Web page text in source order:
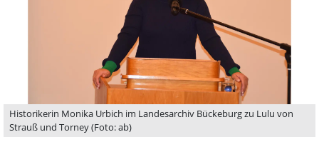
Historikerin Monika Urbich im Landesarchiv Bückeburg zu Lulu von
Strauß und Torney (Foto: ab)